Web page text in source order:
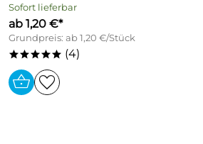
Sofort lieferbar
ab 1,20 €*
Grundpreis: ab 1,20 €/Stück
***** (4)